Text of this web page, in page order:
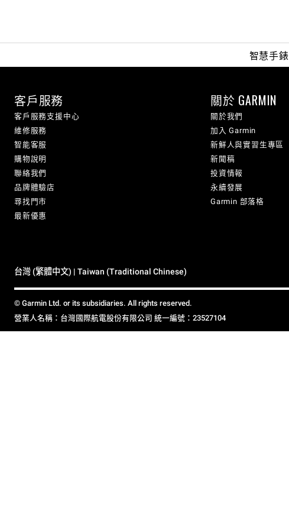
智慧手錶
客戶服務
客戶服務支援中心
維修服務
智能客服
購物說明
聯絡我們
品牌體驗店
尋找門市
最新優惠
關於 GARMIN
關於我們
加入 Garmin
新鮮人與實習生專區
新聞稿
投資情報
永續發展
Garmin 部落格
台灣 (繁體中文) | Taiwan (Traditional Chinese)
© Garmin Ltd. or its subsidiaries. All rights reserved.
營業人名稱：台灣國際航電股份有限公司 統一編號：23527104